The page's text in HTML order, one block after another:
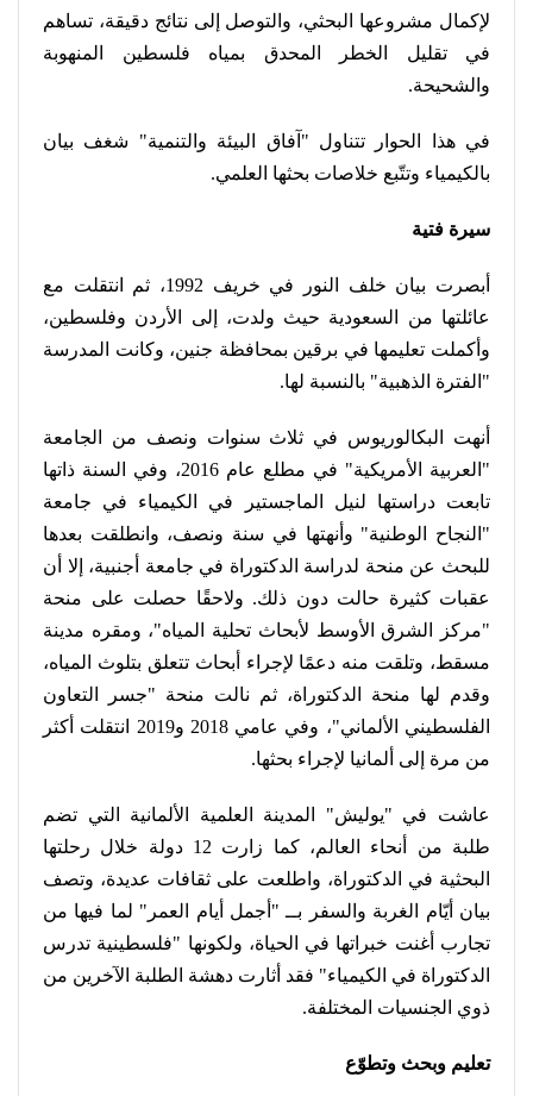
لإكمال مشروعها البحثي، والتوصل إلى نتائج دقيقة، تساهم
في تقليل الخطر المحدق بمياه فلسطين المنهوبة
والشحيحة.
في هذا الحوار تتناول "آفاق البيئة والتنمية" شغف بيان
بالكيمياء وتتّبع خلاصات بحثها العلمي.
سيرة فتية
أبصرت بيان خلف النور في خريف 1992، ثم انتقلت مع
عائلتها من السعودية حيث ولدت، إلى الأردن وفلسطين،
وأكملت تعليمها في برقين بمحافظة جنين، وكانت المدرسة
"الفترة الذهبية" بالنسبة لها.
أنهت البكالوريوس في ثلاث سنوات ونصف من الجامعة
"العربية الأمريكية" في مطلع عام 2016، وفي السنة ذاتها
تابعت دراستها لنيل الماجستير في الكيمياء في جامعة
"النجاح الوطنية" وأنهتها في سنة ونصف، وانطلقت بعدها
للبحث عن منحة لدراسة الدكتوراة في جامعة أجنبية، إلا أن
عقبات كثيرة حالت دون ذلك. ولاحقًا حصلت على منحة
"مركز الشرق الأوسط لأبحاث تحلية المياه"، ومقره مدينة
مسقط، وتلقت منه دعمًا لإجراء أبحاث تتعلق بتلوث المياه،
وقدم لها منحة الدكتوراة، ثم نالت منحة "جسر التعاون
الفلسطيني الألماني"، وفي عامي 2018 و2019 انتقلت أكثر
من مرة إلى ألمانيا لإجراء بحثها.
عاشت في "يوليش" المدينة العلمية الألمانية التي تضم
طلبة من أنحاء العالم، كما زارت 12 دولة خلال رحلتها
البحثية في الدكتوراة، واطلعت على ثقافات عديدة، وتصف
بيان أيّام الغربة والسفر بــ "أجمل أيام العمر" لما فيها من
تجارب أغنت خبراتها في الحياة، ولكونها "فلسطينية تدرس
الدكتوراة في الكيمياء" فقد أثارت دهشة الطلبة الآخرين من
ذوي الجنسيات المختلفة.
تعليم وبحث وتطوّع